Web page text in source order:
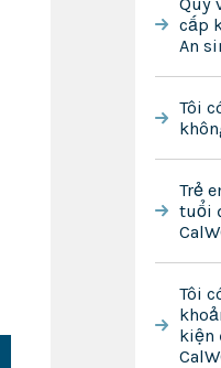
cấp
An
Tôi
Trẻ
tuổi
Tôi
kiện